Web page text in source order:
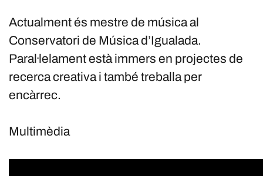
Actualment és mestre de música al
Conservatori de Música d’Igualada.
Paral·lelament està immers en projectes de
recerca creativa i també treballa per
encàrrec.
Multimèdia